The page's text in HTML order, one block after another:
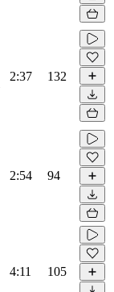
2:37 132
2:54 94
4:11 105